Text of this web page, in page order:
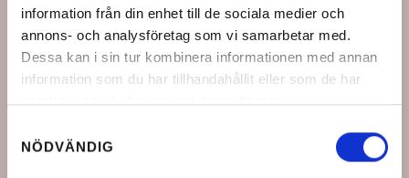
information från din enhet till de sociala medier och
annons- och analysföretag som vi samarbetar med.
Dessa kan i sin tur kombinera informationen med annan
information som du har tillhandahållit eller som de har
samlat in när du har använt deras tjänster.
NÖDVÄNDIG